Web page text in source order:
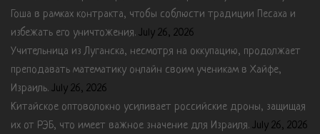
Гоша в рамках контракта, чтобы соблюсти традиции Песаха и
избежать его уничтожения. July 26, 2026
Учительница из Луганска, несмотря на оккупацию, продолжает
преподавать математику онлайн своим ученикам в Хайфе,
Израиль. July 26, 2026
Китайское оптоволокно усиливает российские дроны, защищая
их от РЭБ, что имеет важное значение для Израиля. July 26, 2026